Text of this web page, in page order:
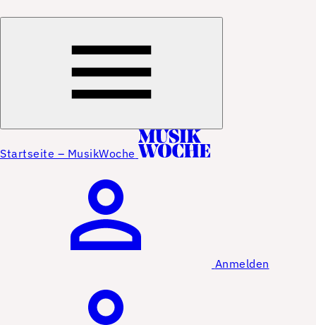
Startseite – MusikWoche
Anmelden